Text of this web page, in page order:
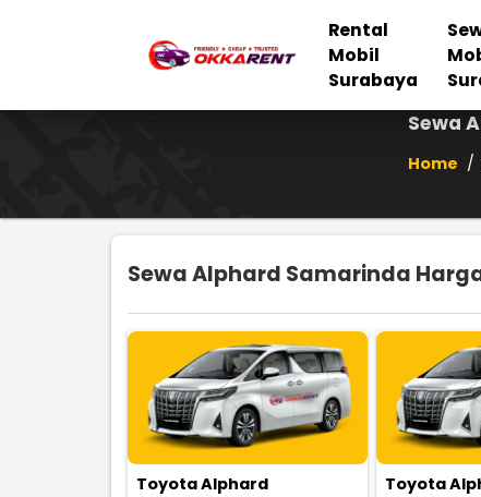
Rental
Mobil
Surabaya
Sewa
Home /
Sewa Alphard Samarinda
Toyota Alphard
Toyota